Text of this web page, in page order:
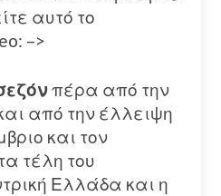
αυτό το
–>
πέρα από την
από την έλλειψη
και τον
τέλη του
Ελλάδα και η